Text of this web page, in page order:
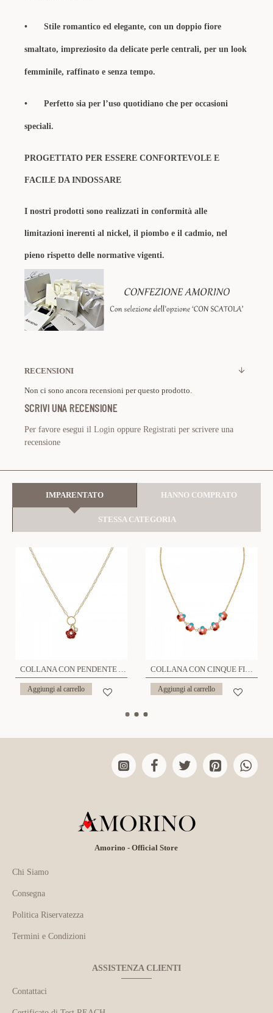
• Stile romantico ed elegante, con un doppio fiore
smaltato, impreziosito da delicate perle centrali, per un look
femminile, raffinato e senza tempo.
• Perfetto sia per l’uso quotidiano che per occasioni
speciali.
PROGETTATO PER ESSERE CONFORTEVOLE E
FACILE DA INDOSSARE
I nostri prodotti sono realizzati in conformità alle
limitazioni inerenti al nickel, il piombo e il cadmio, nel
pieno rispetto delle normative vigenti.
RECENSIONI
Non ci sono ancora recensioni per questo prodotto.
SCRIVI UNA RECENSIONE
Per favore esegui il Login oppure Registrati per scrivere una
recensione
IMPARENTATO HANNO COMPRATO
STESSA CATEGORIA
COLLANA CON PENDENTE A FIORE SMALTATO E PUNTO LUCE - FFJ2576C625
Aggiungi al carrello
COLLANA CON CINQUE FIORI SMALTATI - FFJ251344C626
Aggiungi al carrello
Amorino - Official Store
Chi Siamo
Consegna
Politica Riservatezza
Termini e Condizioni
ASSISTENZA CLIENTI
Contattaci